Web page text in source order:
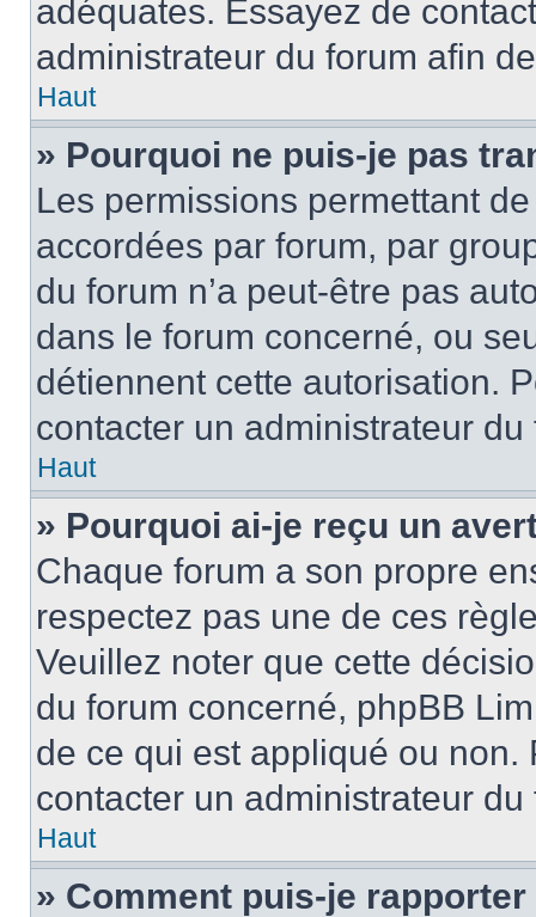
adéquates. Essayez de
administrateur du forum afin
Haut
» Pourquoi ne puis-je pas
Les permissions permettant
accordées par forum, par
du forum n’a peut-être pas
dans le forum concerné, ou
détiennent cette autorisation.
contacter un administrateur du
Haut
» Pourquoi ai-je reçu un
Chaque forum a son propre
respectez pas une de ces
Veuillez noter que cette
du forum concerné, phpBB
de ce qui est appliqué ou non.
contacter un administrateur du
Haut
» Comment puis-je